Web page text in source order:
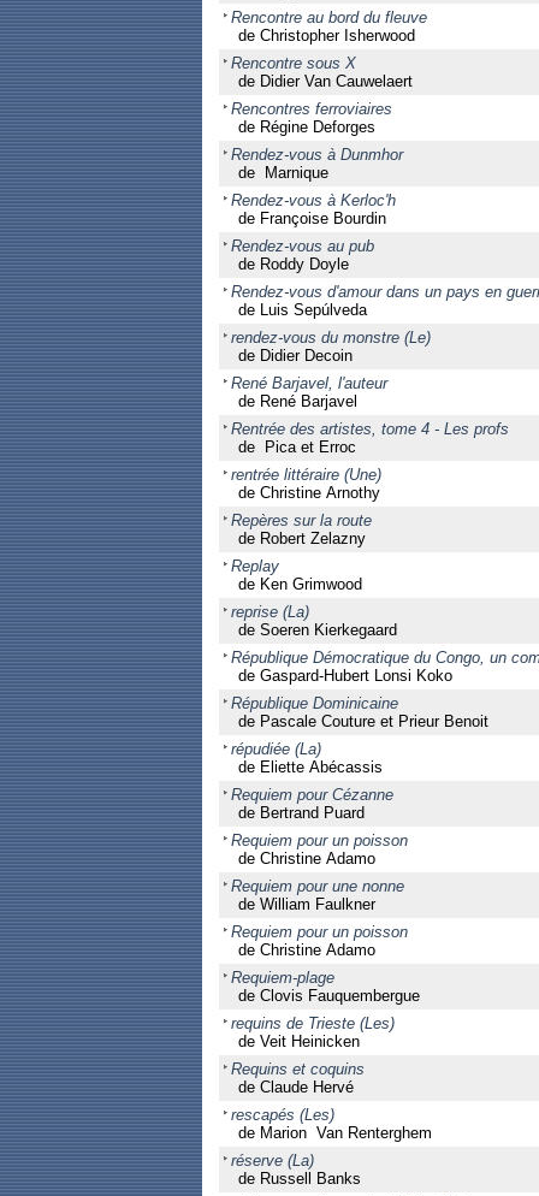
Rencontre au bord du fleuve
de Christopher Isherwood
Rencontre sous X
de Didier Van Cauwelaert
Rencontres ferroviaires
de Régine Deforges
Rendez-vous à Dunmhor
de Marnique
Rendez-vous à Kerloc'h
de Françoise Bourdin
Rendez-vous au pub
de Roddy Doyle
Rendez-vous d'amour dans un pays en
de Luis Sepúlveda
rendez-vous du monstre (Le)
de Didier Decoin
René Barjavel, l'auteur
de René Barjavel
Rentrée des artistes, tome 4 - Les profs
de Pica et Erroc
rentrée littéraire (Une)
de Christine Arnothy
Repères sur la route
de Robert Zelazny
Replay
de Ken Grimwood
reprise (La)
de Soeren Kierkegaard
République Démocratique du Congo, un
de Gaspard-Hubert Lonsi Koko
République Dominicaine
de Pascale Couture et Prieur Benoit
répudiée (La)
de Eliette Abécassis
Requiem pour Cézanne
de Bertrand Puard
Requiem pour un poisson
de Christine Adamo
Requiem pour une nonne
de William Faulkner
Requiem pour un poisson
de Christine Adamo
Requiem-plage
de Clovis Fauquembergue
requins de Trieste (Les)
de Veit Heinicken
Requins et coquins
de Claude Hervé
rescapés (Les)
de Marion Van Renterghem
réserve (La)
de Russell Banks